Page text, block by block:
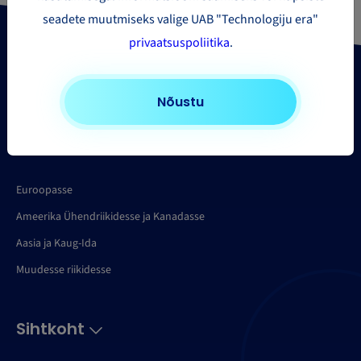
Euroopasse
Ameerika Ühendriikidesse ja Kanadasse
Aasia ja Kaug-Ida
Muudesse riikidesse
Sihtkoht
seadete muutmiseks valige UAB "Technologiju era"
privaatsuspoliitika.
Nõustu